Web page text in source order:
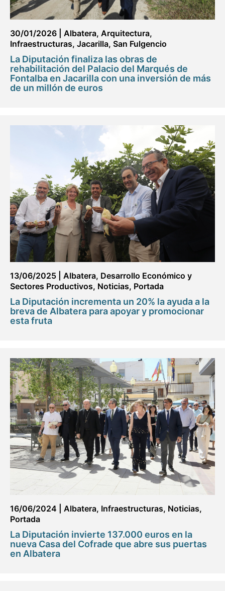
30/01/2026 Albatera, Arquitectura,
Infraestructuras, Jacarilla, San Fulgencio
La Diputación finaliza las obras de
rehabilitación del Palacio del Marqués de
Fontalba en Jacarilla con una inversión de más
de un millón de euros
13/06/2025 Albatera, Desarrollo Económico y
Sectores Productivos, Noticias, Portada
La Diputación incrementa un 20% la ayuda a la
breva de Albatera para apoyar y promocionar
esta fruta
16/06/2024 Albatera, Infraestructuras, Noticias,
Portada
La Diputación invierte 137.000 euros en la
nueva Casa del Cofrade que abre sus puertas
en Albatera